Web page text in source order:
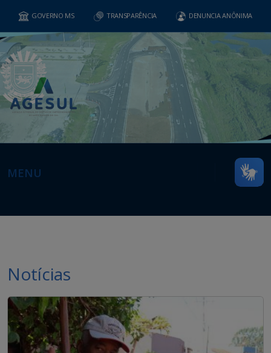
GOVERNO MS TRANSPARÊNCIA DENUNCIA ANÔNIMA
MENU
Notícias